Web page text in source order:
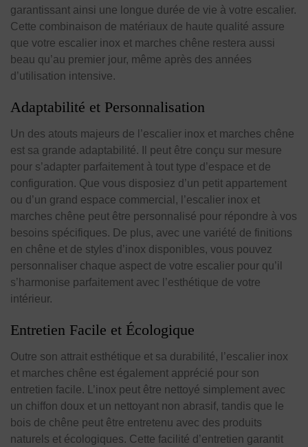
garantissant ainsi une longue durée de vie à votre escalier.
Cette combinaison de matériaux de haute qualité assure
que votre escalier inox et marches chêne restera aussi
beau qu’au premier jour, même après des années
d’utilisation intensive.
Adaptabilité et Personnalisation
Un des atouts majeurs de l’escalier inox et marches chêne
est sa grande adaptabilité. Il peut être conçu sur mesure
pour s’adapter parfaitement à tout type d’espace et de
configuration. Que vous disposiez d’un petit appartement
ou d’un grand espace commercial, l’escalier inox et
marches chêne peut être personnalisé pour répondre à vos
besoins spécifiques. De plus, avec une variété de finitions
en chêne et de styles d’inox disponibles, vous pouvez
personnaliser chaque aspect de votre escalier pour qu’il
s’harmonise parfaitement avec l’esthétique de votre
intérieur.
Entretien Facile et Écologique
Outre son attrait esthétique et sa durabilité, l’escalier inox
et marches chêne est également apprécié pour son
entretien facile. L’inox peut être nettoyé simplement avec
un chiffon doux et un nettoyant non abrasif, tandis que le
bois de chêne peut être entretenu avec des produits
naturels et écologiques. Cette facilité d’entretien garantit